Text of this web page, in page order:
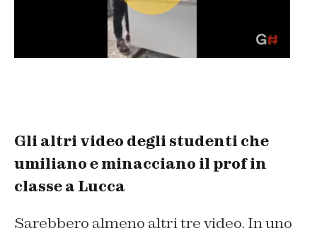
Gli altri video degli studenti che
umiliano e minacciano il prof in
classe a Lucca
Sarebbero almeno altri tre video. In uno